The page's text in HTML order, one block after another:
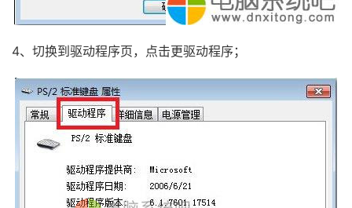
4、切换到驱动程序页，点击更驱动程序；